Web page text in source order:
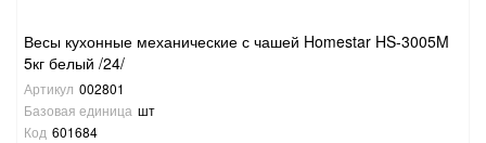
Весы кухонные механические с чашей Homestar HS-3005M
5кг белый /24/
Артикул 002801
Базовая единица шт
Код 601684